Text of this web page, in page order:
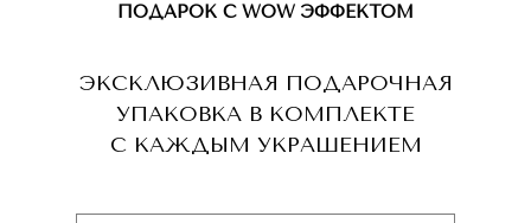
ЭКСКЛЮЗИВНАЯ ПОДАРОЧНАЯ
УПАКОВКА В КОМПЛЕКТЕ
С КАЖДЫМ УКРАШЕНИЕМ
ПОДАРОК С WOW ЭФФЕКТОМ